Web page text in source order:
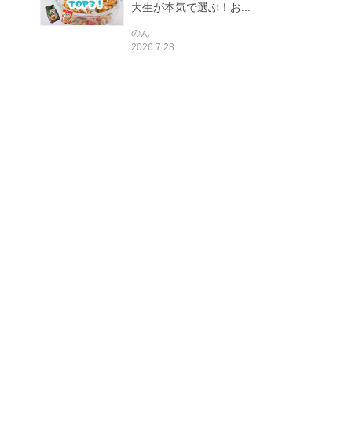
大生が本気で選ぶ！お...
のん
2026.7.23